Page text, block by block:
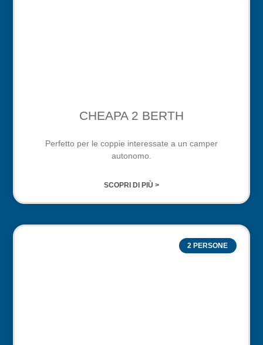
CHEAPA 2 BERTH
Perfetto per le coppie interessate a un camper
autonomo.
SCOPRI DI PIÙ >
2 PERSONE